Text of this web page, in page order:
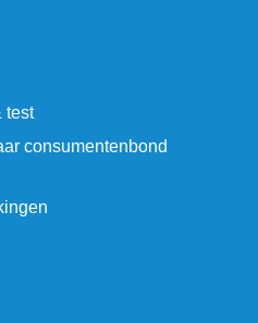
test
consumentenbond